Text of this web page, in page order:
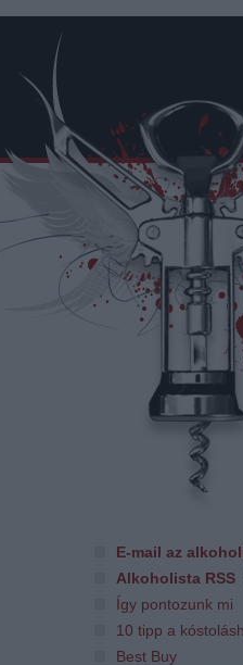
E-mail az
Alkoholista RSS
Így pontozunk mi
10 tipp a
Best Buy